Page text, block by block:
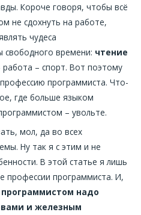
Короче говоря, чтобы всё
не сдохнуть на работе,
чудеса
свободного времени: чтение
работа – спорт. Вот поэтому
программиста. Что-
где больше языком
– увольте.
мол, да во всех
Ну так я с этим и не
В этой статье я лишь
профессии программиста. И,
надо
и железным